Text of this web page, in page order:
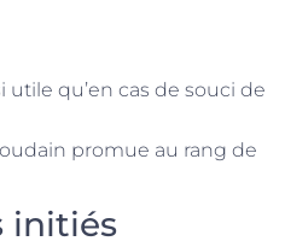
qu’en cas de souci de
promue au rang de
initiés